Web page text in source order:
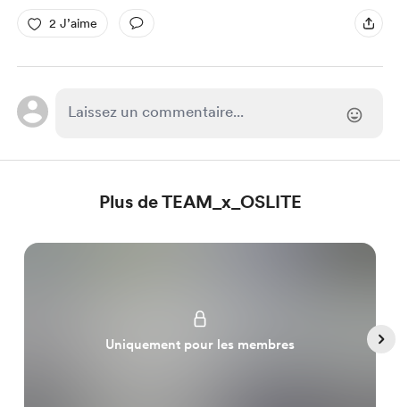
2 J’aime
Plus de TEAM_x_OSLITE
Uniquement pour les membres